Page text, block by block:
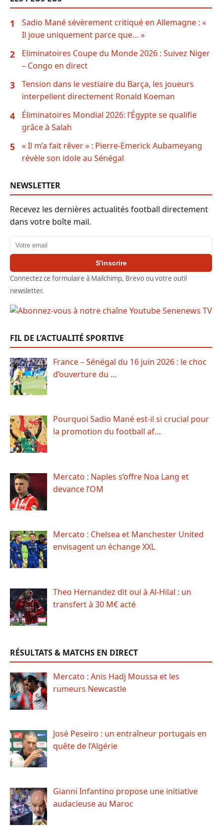
1
Sadio Mané sévèrement critiqué en Allemagne : «
Il joue uniquement parce que… »
2
Eliminatoires Coupe du Monde 2026 : Suivez Niger
– Congo en direct
3
Tension dans le vestiaire du Barça, les joueurs
interpellent directement Ronald Koeman
4
Éliminatoires Mondial 2026: l’Égypte se qualifie
grâce à Salah
5
« Il m’a fait rêver » : Pierre-Emerick Aubameyang
révèle son idole au Sénégal
NEWSLETTER
Recevez les dernières actualités football directement
dans votre boîte mail.
Adresse email
S'inscrire
Connectez ce formulaire à Mailchimp, Brevo ou votre outil
newsletter.
FIL DE L’ACTUALITÉ SPORTIVE
France – Sénégal du 16 juin 2026 : le choc
d’ouverture du …
Pourquoi Sadio Mané est-il si crucial pour
la promotion du football af…
Mercato : Naples s’offre Noa Lang et
devance l’OM
Mercato : Chelsea et Manchester United
envisagent un échange XXL
Theo Hernandez dit oui à Al-Hilal : un
transfert à 30 M€ acté
RÉSULTATS & MATCHS EN DIRECT
Mercato : Anis Hadj Moussa et les
rumeurs Newcastle
José Peseiro : un entraîneur portugais en
quête de l’Algérie
Gianni Infantino propose une initiative
audacieuse au Maroc